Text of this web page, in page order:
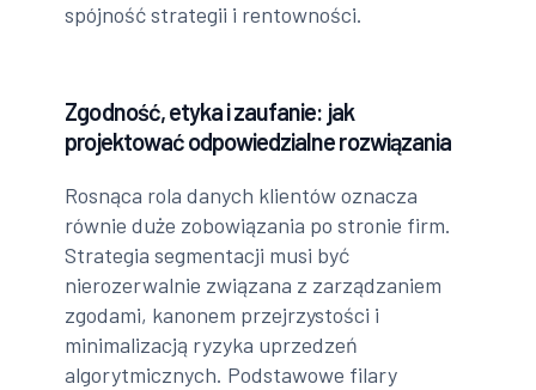
spójność strategii i rentowności.
Zgodność, etyka i zaufanie: jak
projektować odpowiedzialne rozwiązania
Rosnąca rola danych klientów oznacza
równie duże zobowiązania po stronie firm.
Strategia segmentacji musi być
nierozerwalnie związana z zarządzaniem
zgodami, kanonem przejrzystości i
minimalizacją ryzyka uprzedzeń
algorytmicznych. Podstawowe filary